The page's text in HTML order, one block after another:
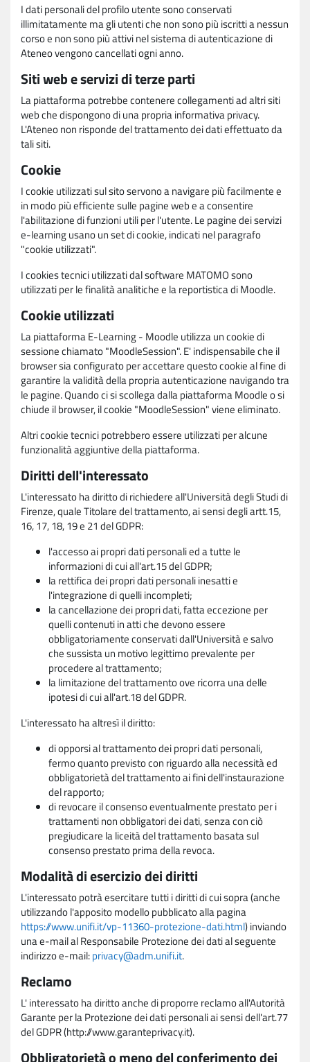
I dati personali del profilo utente sono conservati
illimitatamente ma gli utenti che non sono più iscritti a nessun
corso e non sono più attivi nel sistema di autenticazione di
Ateneo vengono cancellati ogni anno.
Siti web e servizi di terze parti
La piattaforma potrebbe contenere collegamenti ad altri siti
web che dispongono di una propria informativa privacy.
L'Ateneo non risponde del trattamento dei dati effettuato da
tali siti.
Cookie
I cookie utilizzati sul sito servono a navigare più facilmente e
in modo più efficiente sulle pagine web e a consentire
l'abilitazione di funzioni utili per l'utente. Le pagine dei servizi
e-learning usano un set di cookie, indicati nel paragrafo
"cookie utilizzati".
I cookies tecnici utilizzati dal software MATOMO sono
utilizzati per le finalità analitiche e la reportistica di Moodle.
Cookie utilizzati
La piattaforma E-Learning - Moodle utilizza un cookie di
sessione chiamato "MoodleSession". E' indispensabile che il
browser sia configurato per accettare questo cookie al fine di
garantire la validità della propria autenticazione navigando tra
le pagine. Quando ci si scollega dalla piattaforma Moodle o si
chiude il browser, il cookie "MoodleSession" viene eliminato.
Altri cookie tecnici potrebbero essere utilizzati per alcune
funzionalità aggiuntive della piattaforma.
Diritti dell'interessato
L'interessato ha diritto di richiedere all'Università degli Studi di
Firenze, quale Titolare del trattamento, ai sensi degli artt.15,
16, 17, 18, 19 e 21 del GDPR:
l'accesso ai propri dati personali ed a tutte le
informazioni di cui all'art.15 del GDPR;
la rettifica dei propri dati personali inesatti e
l'integrazione di quelli incompleti;
la cancellazione dei propri dati, fatta eccezione per
quelli contenuti in atti che devono essere
obbligatoriamente conservati dall'Università e salvo
che sussista un motivo legittimo prevalente per
procedere al trattamento;
la limitazione del trattamento ove ricorra una delle
ipotesi di cui all'art.18 del GDPR.
L'interessato ha altresì il diritto:
di opporsi al trattamento dei propri dati personali,
fermo quanto previsto con riguardo alla necessità ed
obbligatorietà del trattamento ai fini dell'instaurazione
del rapporto;
di revocare il consenso eventualmente prestato per i
trattamenti non obbligatori dei dati, senza con ciò
pregiudicare la liceità del trattamento basata sul
consenso prestato prima della revoca.
Modalità di esercizio dei diritti
L'interessato potrà esercitare tutti i diritti di cui sopra (anche
utilizzando l'apposito modello pubblicato alla pagina
https://www.unifi.it/vp-11360-protezione-dati.html) inviando
una e-mail al Responsabile Protezione dei dati al seguente
indirizzo e-mail:privacy@adm.unifi.it.
Reclamo
L' interessato ha diritto anche di proporre reclamo all'Autorità
Garante per la Protezione dei dati personali ai sensi dell'art.77
del GDPR (http://www.garanteprivacy.it).
Obbligatorietà o meno del conferimento dei